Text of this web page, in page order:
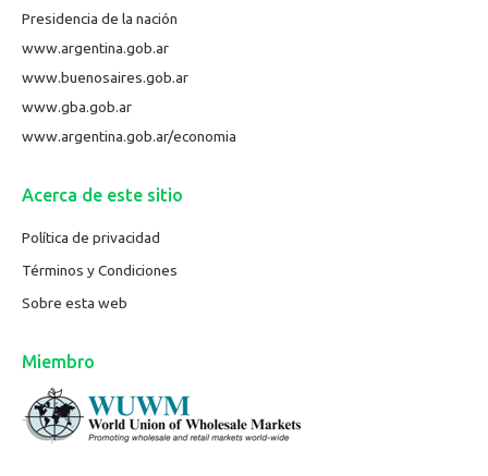
Presidencia de la nación
www.argentina.gob.ar
www.buenosaires.gob.ar
www.gba.gob.ar
www.argentina.gob.ar/economia
Acerca de este sitio
Política de privacidad
Términos y Condiciones
Sobre esta web
Miembro